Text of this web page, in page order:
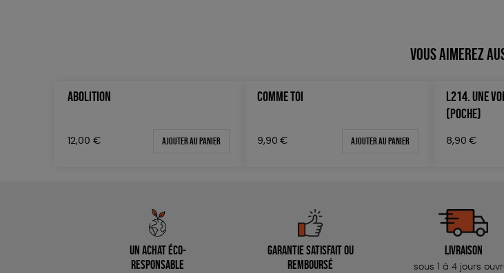
Vous aimerez
ABOLITION
12,00 € Ajouter au panier
COMME TOI
9,90 € Ajouter au panier
L214. UNE
(POCHE)
8,90 €
Un achat éco-
responsable
Garantie satisfait ou
remboursé
Livraison
sous 1 à 4 jours